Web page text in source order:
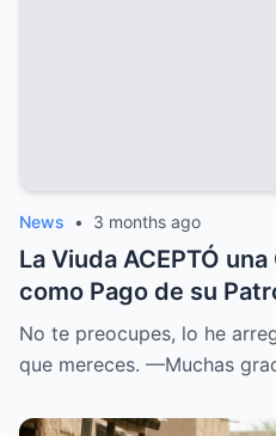
News • 3 months ago
La Viuda ACEPTÓ una
como Pago de su
ENCONTRÓ lo
No te preocupes, lo he
que mereces. —Muchas